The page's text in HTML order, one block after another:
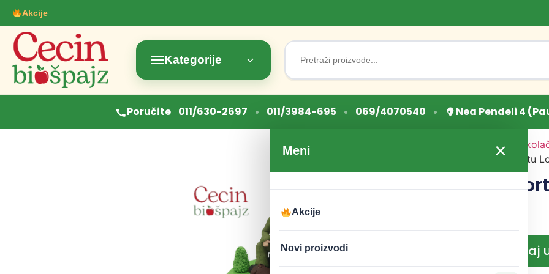
Akcije
Kategorije
Search
for:
Poručite 011/630-2697 • 011/3984-695 • 069/4070540 • Nea Pendeli 4
Meni ×
Akcije
Novi proizvodi
Sve za torte i
/ Figurice za tortu
Figurice za
Dodaj